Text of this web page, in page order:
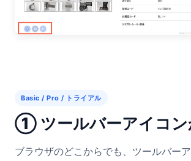
Basic / Pro / トライアル
① ツールバーアイコン
ブラウザのどこからでも、ツールバー